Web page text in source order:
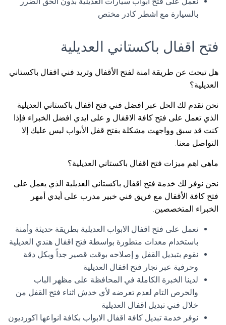
بالسيارة مع اشطر كادر مختص
فتح اقفال باكستاني العديلية
هل تبحث عن طريقة امنة لفتح الأقفال وتريد فني اقفال باكستاني
العديلية؟
نحن نقدم لك الحل عبر افضل فني فتح اقفال باكستاني العديلية
الذي تعمل على فتح كافة الاقفال و على ايدي افضل الخبراء فإذا
كنت قد سبق وواجهت مشكلة بفتح قفل الأبواب ليس عليك إلا
التواصل معنا.
ماهي اهم ميزات فتح اقفال باكستاني العديلية؟
نحن نوفر لك خدمة فتح اقفال باكستاني العديلية الذي يعمل على
فتح كافة الأقفال مع فريق فني خبير مدرب على أيدي أمهر
الخبراء المتخصصين.
نعمل على فتح اقفال الابواب العديلية بطريقة حديثة وأمنة
باستخدام معدات متطورة بواسطة فتح اقفال هندي العديلية
نقوم بتبديل القفل و إصلاحه بوقت قصير جداً وبكل دقة
وحرفية عبر نجار فتح اقفال العديلية
لدينا الخبرة الكاملة في المحافظة على مظهر الباب
والحرص التام لعدم تعرضه لأي خدش اثناء فتح القفل من
خلال فني تبديل اقفال العديلية
نوفر خدمة تبديل كافة اقفال الابواب بكافة انواعها اكورديون